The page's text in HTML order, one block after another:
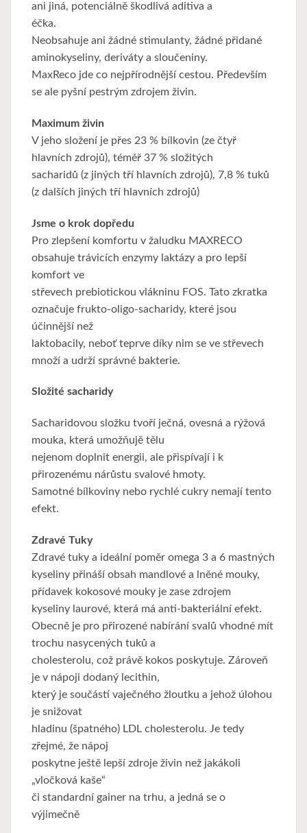
ani jiná, potenciálně škodlivá aditiva a
éčka.
Neobsahuje ani žádné stimulanty, žádné přidané
aminokyseliny, deriváty a sloučeniny.
MaxReco jde co nejpřírodnější cestou. Především
se ale pyšní pestrým zdrojem živin.
Maximum živin
V jeho složení je přes 23 % bílkovin (ze čtyř
hlavních zdrojů), téměř 37 % složitých
sacharidů (z jiných tří hlavních zdrojů), 7,8 % tuků
(z dalších jiných tří hlavních zdrojů)
Jsme o krok dopředu
Pro zlepšení komfortu v žaludku MAXRECO
obsahuje trávicích enzymy laktázy a pro lepší
komfort ve
střevech prebiotickou vlákninu FOS. Tato zkratka
označuje frukto-oligo-sacharidy, které jsou
účinnější než
laktobacily, neboť teprve díky nim se ve střevech
množí a udrží správné bakterie.
Složité sacharidy
Sacharidovou složku tvoří ječná, ovesná a rýžová
mouka, která umožňujě tělu
nejenom doplnit energii, ale přispívají i k
přirozenému nárůstu svalové hmoty.
Samotné bílkoviny nebo rychlé cukry nemají tento
efekt.
Zdravé Tuky
Zdravé tuky a ideální poměr omega 3 a 6 mastných
kyseliny přináší obsah mandlové a lněné mouky,
přídavek kokosové mouky je zase zdrojem
kyseliny laurové, která má anti-bakteriální efekt.
Obecně je pro přirozené nabírání svalů vhodné mít
trochu nasycených tuků a
cholesterolu, což právě kokos poskytuje. Zároveň
je v nápoji dodaný lecithin,
který je součástí vaječného žloutku a jehož úlohou
je snižovat
hladinu (špatného) LDL cholesterolu. Je tedy
zřejmé, že nápoj
poskytne ještě lepší zdroje živin než jakákoli
„vločková kaše“
či standardní gainer na trhu, a jedná se o
výjimečně